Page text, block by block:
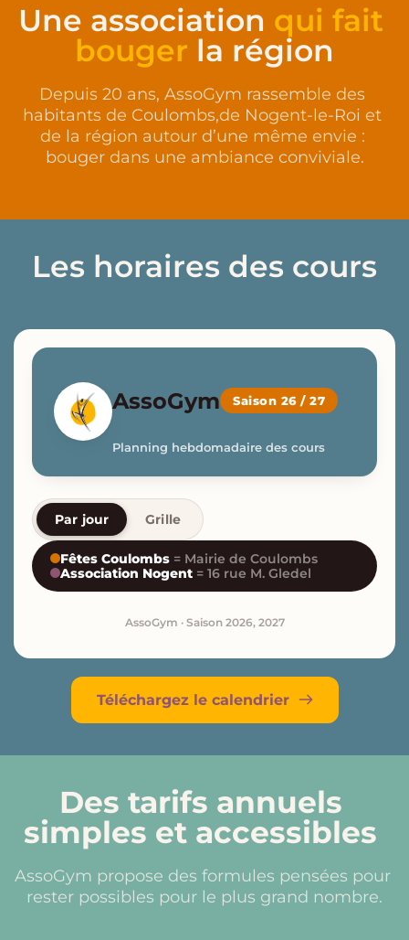
Une association qui fait
bouger la région
Depuis 20 ans, AssoGym rassemble des
habitants de Coulombs,de Nogent-le-Roi et
de la région autour d’une même envie :
bouger dans une ambiance conviviale.
Les horaires des cours
AssoGym Saison 26 / 27
Planning hebdomadaire des cours
Par jour Grille
Fêtes Coulombs = Mairie de Coulombs
Association Nogent = 16 rue M. Gledel
AssoGym · Saison 2026, 2027
Téléchargez le calendrier
Des tarifs annuels
simples et accessibles
AssoGym propose des formules pensées pour
rester possibles pour le plus grand nombre.